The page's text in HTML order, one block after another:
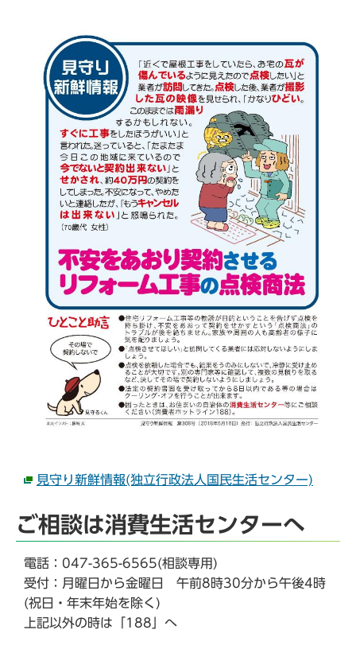
見守り新鮮情報(独立行政法人国民生活センター)
ご相談は消費生活センターへ
電話：047-365-6565(相談専用)
受付：月曜日から金曜日 午前8時30分から午後4時
(祝日・年末年始を除く)
上記以外の時は「188」へ